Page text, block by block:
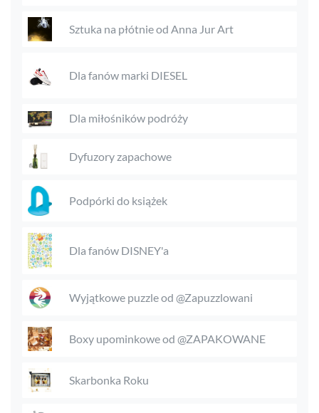
Sztuka na płótnie od Anna Jur Art
Dla fanów marki DIESEL
Dla miłośników podróży
Dyfuzory zapachowe
Podpórki do książek
Dla fanów DISNEY'a
Wyjątkowe puzzle od @Zapuzzlowani
Boxy upominkowe od @ZAPAKOWANE
Skarbonka Roku